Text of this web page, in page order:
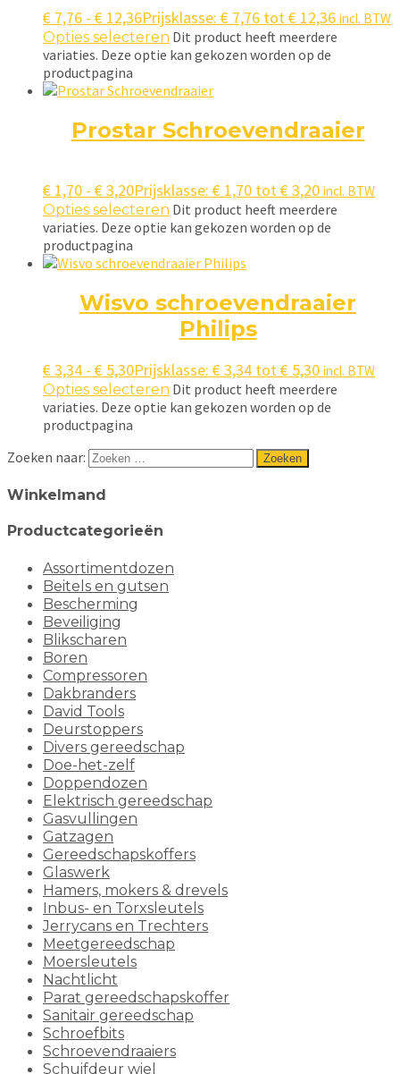
€ 7,76 - € 12,36Prijsklasse: € 7,76 tot € 12,36 incl. BTW
Opties selecteren Dit product heeft meerdere
variaties. Deze optie kan gekozen worden op de
productpagina
Prostar Schroevendraaier
€ 1,70 - €3,20Prijsklasse: € 1,70 tot € 3,20 incl. BTW
Opties selecteren Dit product heeft meerdere
variaties. Deze optie kan gekozen worden op de
productpagina
Wisvo schroevendraaier
Philips
€3,34 - € 5,30Prijsklasse: € 3,34 tot € 5,30 incl. BTW
Opties selecteren Dit product heeft meerdere
variaties. Deze optie kan gekozen worden op de
productpagina
Zoeken naar:
Winkelmand
Productcategorieën
Assortimentdozen
Beitels en gutsen
Bescherming
Beveiliging
Blikscharen
Boren
Compressoren
Dakbranders
David Tools
Deurstoppers
Divers gereedschap
Doe-het-zelf
Doppendozen
Elektrisch gereedschap
Gasvullingen
Gatzagen
Gereedschapskoffers
Glaswerk
Hamers, mokers & drevels
Inbus- en Torxsleutels
Jerrycans en Trechters
Meetgereedschap
Moersleutels
Nachtlicht
Parat gereedschapskoffer
Sanitair gereedschap
Schroefbits
Schroevendraaiers
Schuifdeur wiel